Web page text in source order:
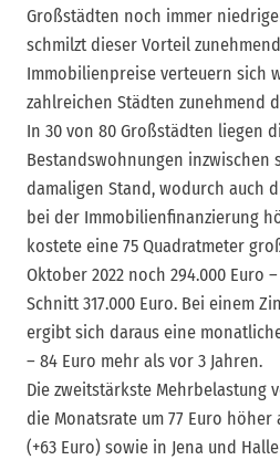
Großstädten noch immer
schmilzt dieser Vorteil
Immobilienpreise verteuern sich
zahlreichen Städten zunehmend
In 30 von 80 Großstädten liegen
Bestandswohnungen inzwischen
damaligen Stand, wodurch auch
bei der Immobilienfinanzierung
kostete eine 75 Quadratmeter
Oktober 2022 noch 294.000 Euro
Schnitt 317.000 Euro. Bei einem
ergibt sich daraus eine
– 84 Euro mehr als vor 3 Jahren.
Die zweitstärkste Mehrbelastung
die Monatsrate um 77 Euro
(+63 Euro) sowie in Jena und